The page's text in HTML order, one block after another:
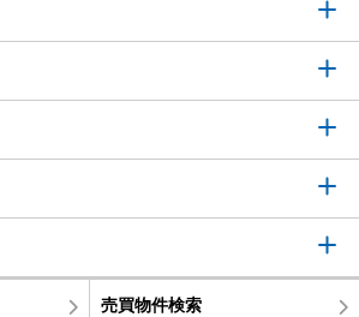
売買物件検索